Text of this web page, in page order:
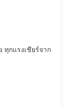
ทุกแรงเชียร์จาก